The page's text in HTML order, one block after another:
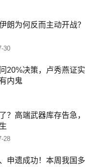
朗为何反而主动开战？
30
20%决策，卢秀燕证实
内鬼
？高端武器库存告急，
28
申遗成功！本周我国多